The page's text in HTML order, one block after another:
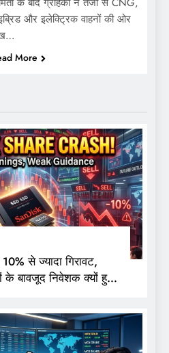
से ज्यादा गिरावट,
के बावजूद निवेशक क्यों हुए
और इलेक्ट्रिक वाहनों की ओर
More